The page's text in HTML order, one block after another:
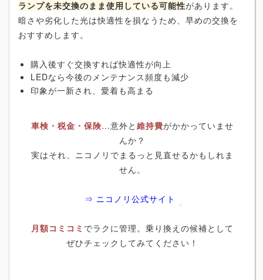
ランプを未交換のまま使用している可能性があります。
暗さや劣化した光は快適性を損なうため、早めの交換を
おすすめします。
購入後すぐ交換すれば快適性が向上
LEDなら今後のメンテナンス頻度も減少
印象が一新され、愛着も高まる
車検・税金・保険…意外と 維持費がかかっていませ
んか？
実はそれ、ニコノリでまるっと見直せるかもしれま
せん。
⇒ ニコノリ公式サイト
月額コミコミ でラクに管理。乗り換えの候補として
ぜひチェックしてみてください！